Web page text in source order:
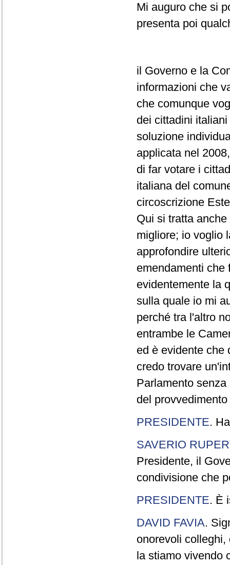
Mi auguro che si
presenta poi
il Governo e la
informazioni che
che comunque
dei cittadini
soluzione
applicata nel
di far votare i
italiana del
circoscrizione
Qui si tratta
migliore; io voglio
approfondire
emendamenti che
evidentemente la
sulla quale io mi
perché tra l'altro
entrambe le
ed è evidente che
credo trovare
Parlamento
del
PRESIDENTE.
SAVERIO
Presidente, il
condivisione che
PRESIDENTE. È
DAVID FAVIA.
onorevoli
la stiamo vivendo